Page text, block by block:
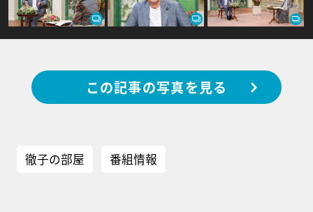
この記事の写真を見る
徹子の部屋 番組情報